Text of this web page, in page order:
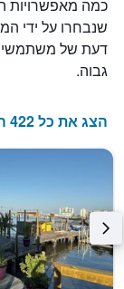
כמה מאפשרויות
שנבחרו על ידי
דעת של
גבוה.
הצג את כל 422 המלונות